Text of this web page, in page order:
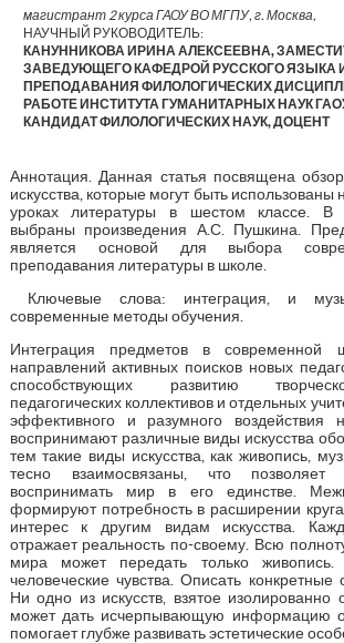
магистрант 2 курса ГАОУ ВО МГПУ, г. Москва,
НАУЧНЫЙ РУКОВОДИТЕЛЬ:
КАНУННИКОВА ИРИНА АЛЕКСЕЕВНА,
ЗАВЕДУЮЩЕГО КАФЕДРОЙ РУССКОГО ЯЗЫКА
ПРЕПОДАВАНИЯ ФИЛОЛОГИЧЕСКИХ
РАБОТЕ ИНСТИТУТА ГУМАНИТАРНЫХ НАУК
КАНДИДАТ ФИЛОЛОГИЧЕСКИХ НАУК, ДОЦЕНТ
Аннотация. Данная статья посвящена
искусства, которые могут быть использованы
уроках литературы в шестом классе. В
выбраны произведения А.С. Пушкина.
является основой для выбора
преподавания литературы в школе.
Ключевые слова: интеграция, и
современные методы обучения.
Интеграция предметов в
направлений активных поисков новых
способствующих развитию
педагогических коллективов и отдельных
эффективного и разумного воздействия
воспринимают различные виды искусства
тем такие виды искусства, как живопись,
тесно взаимосвязаны, что позволяет
воспринимать мир в его единстве.
формируют потребность в расширении
интерес к другим видам искусства.
отражает реальность по-своему. Всю
мира может передать только
человеческие чувства. Описать конкретные
Ни одно из искусств, взятое изолированно
может дать исчерпывающую информацию
помогает глубже развивать эстетические